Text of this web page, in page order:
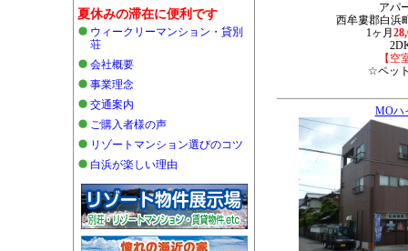
アパ
西牟婁郡白浜
1ヶ月
【空
☆ペッ
MOハ
夏休みの滞在に便利です
ウィークリーマンション・貸別
荘
会社概要
事業理念
交通案内
ご購入者様の声
リゾートマンション選びのコツ
白浜が楽しい理由